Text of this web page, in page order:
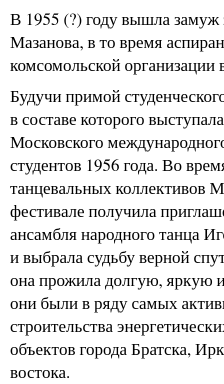
В 1955 (?) году вышла замуж
Мазанова, в то время
комсомольской организации
Будучи примой
в составе которого
Московского
студентов 1956 года. Во
танцевальных коллективов
фестивале получила
ансамбля народного танца
и выбрала судьбу верной
она прожила долгую, яркую
они были в ряду самых
строительства
объектов города Братска,
востока.